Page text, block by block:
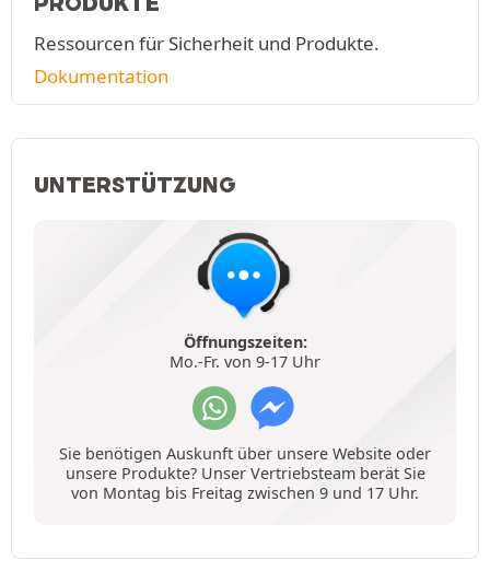
Ressourcen für Sicherheit und Produkte.
Dokumentation
UNTERSTÜTZUNG
Öffnungszeiten:
Mo.-Fr. von 9-17 Uhr
Sie benötigen Auskunft über unsere Website oder
unsere Produkte? Unser Vertriebsteam berät Sie
von Montag bis Freitag zwischen 9 und 17 Uhr.